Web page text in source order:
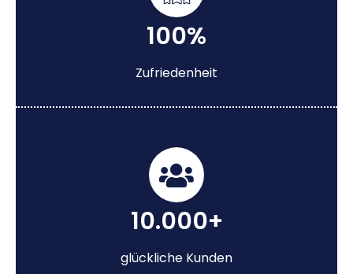
100%
Zufriedenheit
10.000+
glückliche Kunden